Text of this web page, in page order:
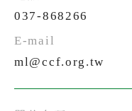
037-868266
ml@ccf.org.tw